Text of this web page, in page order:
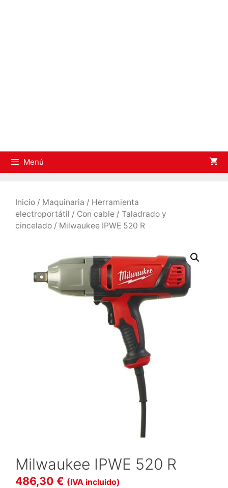
Menú
Inicio / Maquinaria / Herramienta
electroportátil / Con cable / Taladrado y
cincelado / Milwaukee IPWE 520 R
Milwaukee IPWE 520 R
486,30 € (IVA incluido)